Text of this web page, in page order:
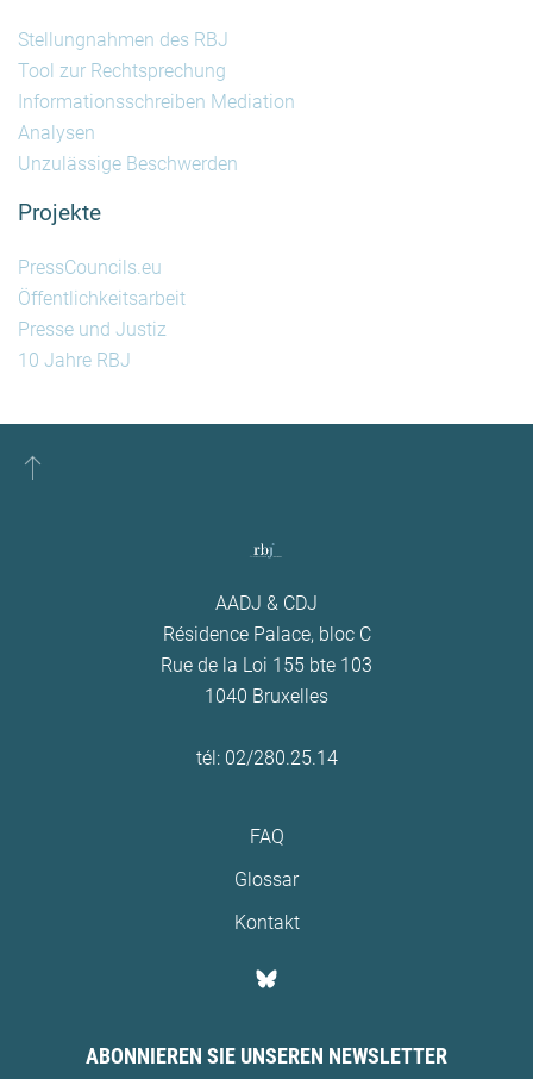
Stellungnahmen des RBJ
Tool zur Rechtsprechung
Informationsschreiben Mediation
Analysen
Unzulässige Beschwerden
Projekte
PressCouncils.eu
Öffentlichkeitsarbeit
Presse und Justiz
10 Jahre RBJ
AADJ & CDJ
Résidence Palace, bloc C
Rue de la Loi 155 bte 103
1040 Bruxelles
tél: 02/280.25.14
FAQ
Glossar
Kontakt
ABONNIEREN SIE UNSEREN NEWSLETTER